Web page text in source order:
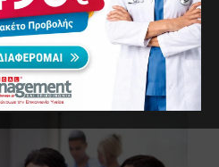
Προβολή Ιατρού